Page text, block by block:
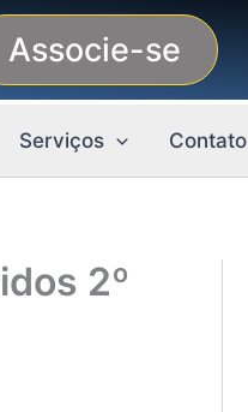
Associe-se
Serviços Contato
2º